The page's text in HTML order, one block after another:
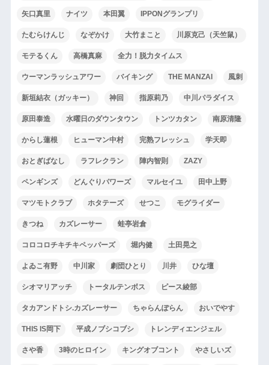
矢口真里 ナイツ 本田翼 IPPONグランプリ
たむらけんじ なぞかけ 大竹まこと 川原克己（天竺鼠）
モテるくん 高橋真麻 全力！脱力タイムス
ウーマンラッシュアワー バイキング THE MANZAI 風刺
新垣結衣（ガッキー） 神回 指原莉乃 中川パラダイス
原田泰造 水曜日のダウンタウン トンツカタン 南原清隆
からし蓮根 ヒューマン中村 完熟フレッシュ 学天即
おとぎばなし ラフレクラン 陣内智則 ZAZY
ペンギンズ どんぐりパワーズ マルセイユ 田中上野
マツモトクラブ ホタテーズ せつこ モグライダー
きつね カズレーサー 蛙亭岩倉
コロコロチキチキペッパーズ 堀内健 土田晃之
よゐこ有野 中川家 劇団ひとり 川井 ひな壇
シオマリアッチ トータルテンボス ピース綾部
タカアンドトシ.カズレーサー ちゃらんぽらん おいでやす
THIS IS岡下 平成ノブシコブシ トレンディエンジェル
さや香 3時のヒロイン キングオブコント やさしいズ